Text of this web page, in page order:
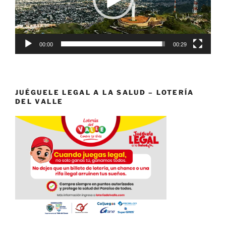
00:00 00:29
JUÉGUELE LEGAL A LA SALUD – LOTERÍA
DEL VALLE